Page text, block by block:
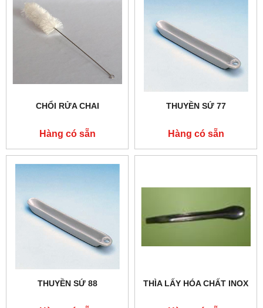
CHỔI RỬA CHAI
Hàng có sẵn
THUYỀN SỨ 77
Hàng có sẵn
THUYỀN SỨ 88 THÌA LẤY HÓA CHẤT INOX